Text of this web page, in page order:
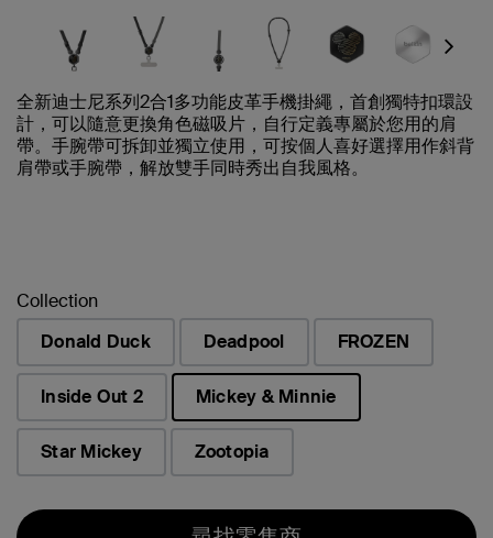
Next
全新迪士尼系列2合1多功能皮革手機掛繩，首創獨特扣環設
計，可以隨意更換角色磁吸片，自行定義專屬於您用的肩
帶。手腕帶可拆卸並獨立使用，可按個人喜好選擇用作斜背
肩帶或手腕帶，解放雙手同時秀出自我風格。
Collection
Donald Duck
Deadpool FROZEN
Inside Out 2
Mickey & Minnie
已選取
Star Mickey
Zootopia